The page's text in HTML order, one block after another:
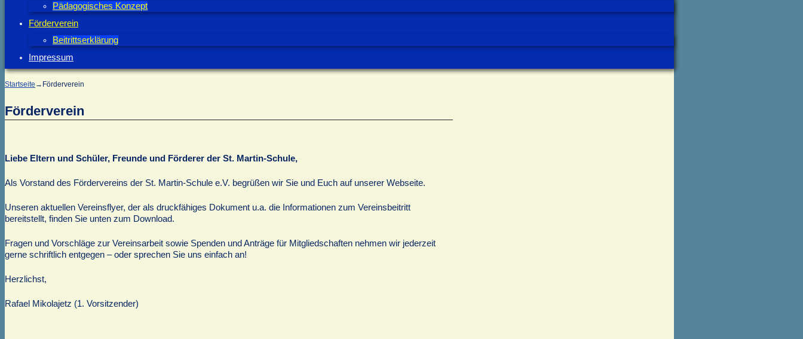
Pädagogisches Konzept
Förderverein
Beitrittserklärung
Impressum
Startseite → Förderverein
Förderverein
Liebe Eltern und Schüler, Freunde und Förderer der St. Martin-Schule,
Als Vorstand des Fördervereins der St. Martin-Schule e.V. begrüßen wir Sie und Euch auf unserer Webseite.
Unseren aktuellen Vereinsflyer, der als druckfähiges Dokument u.a. die Informationen zum Vereinsbeitritt
bereitstellt, finden Sie unten zum Download.
Fragen und Vorschläge zur Vereinsarbeit sowie Spenden und Anträge für Mitgliedschaften nehmen wir jederzeit
gerne schriftlich entgegen – oder sprechen Sie uns einfach an!
Herzlichst,
Rafael Mikolajetz (1. Vorsitzender)